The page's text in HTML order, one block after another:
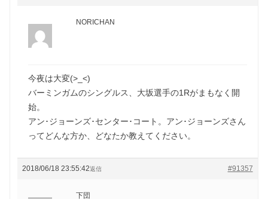
NORICHAN
今夜は大変(>_<)
バーミンガムのシングルス、大坂選手の1Rがまもなく開
始。
アン･ジョーンズ･センター･コート。アン･ジョーンズさん
ってどんな方か、どなたか教えてください。
2018/06/18 23:55:42 #91357
返信
下団